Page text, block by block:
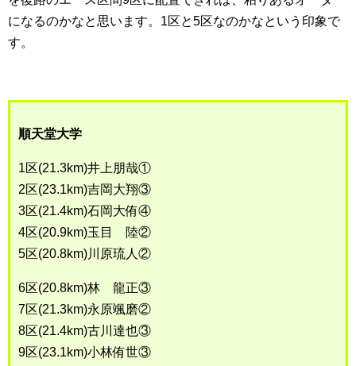
になるのかなと思います。1区と5区なのかなという印象で
す。
順天堂大学
1区(21.3km)井上朋哉①
2区(23.1km)吉岡大翔③
3区(21.4km)石岡大侑④
4区(20.9km)玉目 陸②
5区(20.8km)川原琉人②
6区(20.8km)林 龍正③
7区(21.3km)永原颯磨②
8区(21.4km)古川達也③
9区(23.1km)小林侑世③